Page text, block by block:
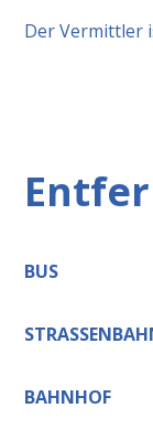
Der Vermittler
BUS
STRASSENBAHN
BAHNHOF